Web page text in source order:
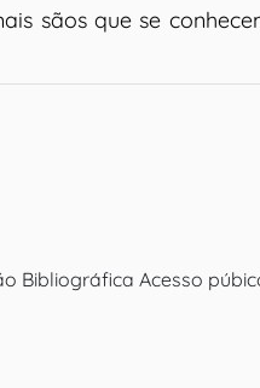
sãos que se
Bibliográfica Acesso